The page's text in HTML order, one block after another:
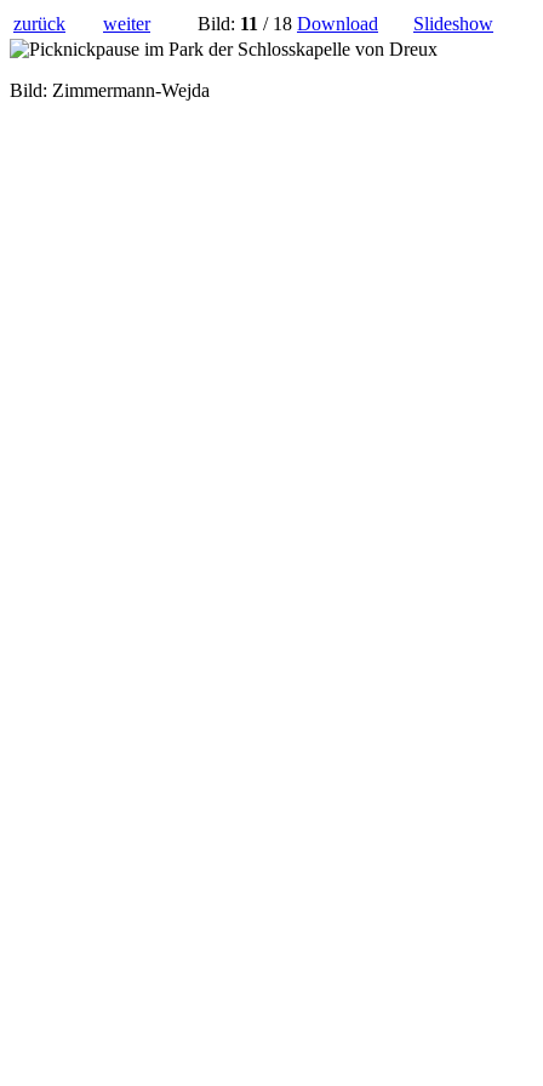
zurück weiter Bild: 11 / 18 Download Slideshow
Bild: Zimmermann-Wejda